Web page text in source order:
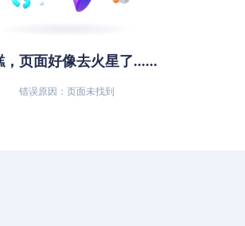
，页面好像去火星了......
错误原因：页面未找到